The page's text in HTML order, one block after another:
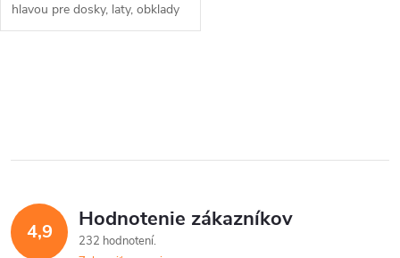
hlavou pre dosky, laty, obklady
a bežné dielenské montáže.Na
l
d 4,9 Hodnotenie zákazníkov
232 hodnotení